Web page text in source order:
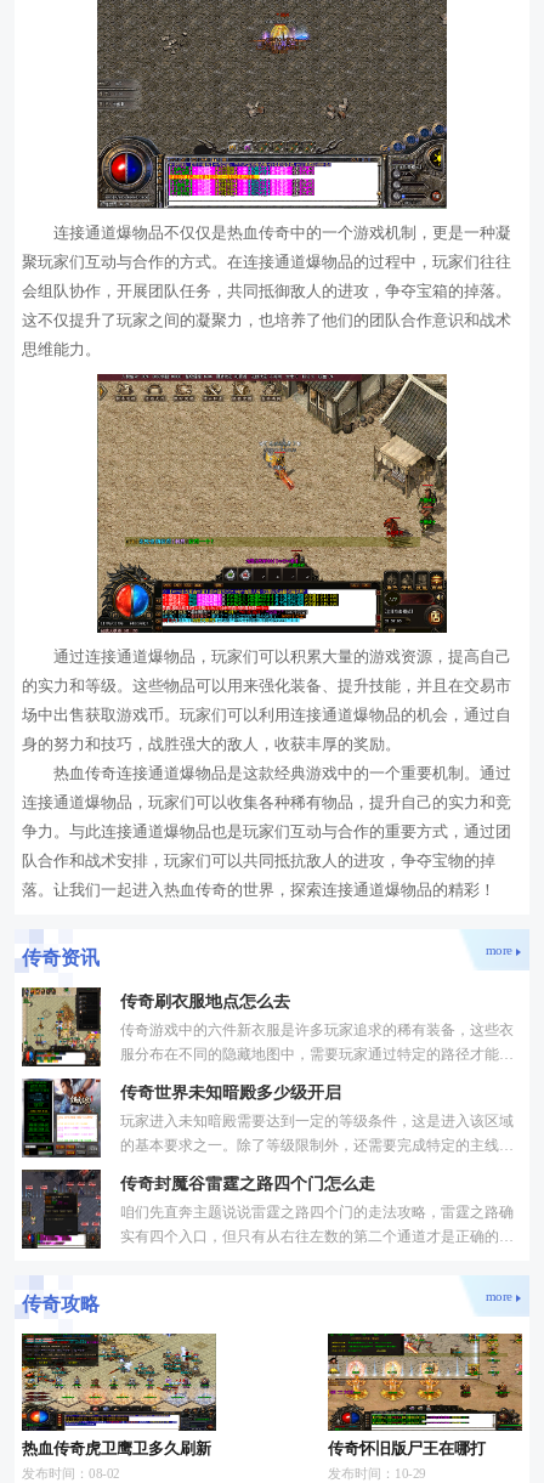
连接通道爆物品不仅仅是热血传奇中的一个游戏机制，更是一种凝
聚玩家们互动与合作的方式。在连接通道爆物品的过程中，玩家们往往
会组队协作，开展团队任务，共同抵御敌人的进攻，争夺宝箱的掉落。
这不仅提升了玩家之间的凝聚力，也培养了他们的团队合作意识和战术
思维能力。
通过连接通道爆物品，玩家们可以积累大量的游戏资源，提高自己
的实力和等级。这些物品可以用来强化装备、提升技能，并且在交易市
场中出售获取游戏币。玩家们可以利用连接通道爆物品的机会，通过自
身的努力和技巧，战胜强大的敌人，收获丰厚的奖励。
热血传奇连接通道爆物品是这款经典游戏中的一个重要机制。通过
连接通道爆物品，玩家们可以收集各种稀有物品，提升自己的实力和竞
争力。与此连接通道爆物品也是玩家们互动与合作的重要方式，通过团
队合作和战术安排，玩家们可以共同抵抗敌人的进攻，争夺宝物的掉
落。让我们一起进入热血传奇的世界，探索连接通道爆物品的精彩！
传奇资讯 more
传奇刷衣服地点怎么去
传奇游戏中的六件新衣服是许多玩家追求的稀有装备，这些衣
服分布在不同的隐藏地图中，需要玩家通过特定的路径才能到
BOSS的刷
传奇世界未知暗殿多少级开启
玩家进入未知暗殿需要达到一定的等级条件，这是进入该区域
的基本要求之一。除了等级限制外，还需要完成特定的主线任
程
传奇封魔谷雷霆之路四个门怎么走
咱们先直奔主题说说雷霆之路四个门的走法攻略，雷霆之路确
实有四个入口，但只有从右往左数的第二个通道才是正确的，
传奇攻略 more
热血传奇虎卫鹰卫多久刷新
发布时间：08-02
传奇怀旧版尸王在哪打
发布时间：10-29